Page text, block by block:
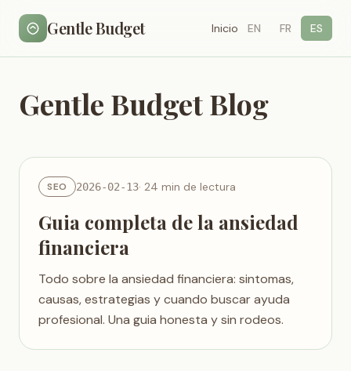
Gentle Budget Inicio EN FR ES
Gentle Budget Blog
SEO 2026-02-13· 24 min de lectura
Guia completa de la ansiedad
financiera
Todo sobre la ansiedad financiera: sintomas,
causas, estrategias y cuando buscar ayuda
profesional. Una guia honesta y sin rodeos.